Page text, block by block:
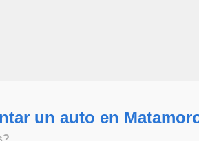
un auto en